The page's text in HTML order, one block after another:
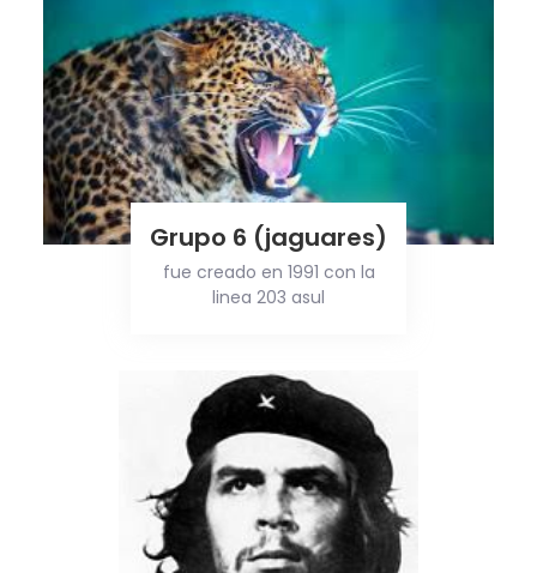
Grupo 6 (jaguares)
fue creado en 1991 con la
linea 203 asul